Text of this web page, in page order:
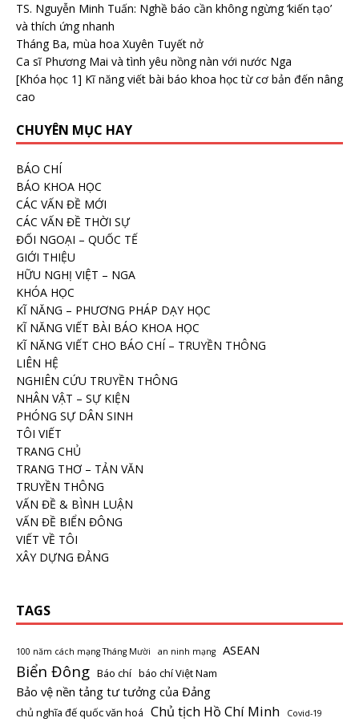
TS. Nguyễn Minh Tuấn: Nghề báo cần không ngừng ‘kiến tạo’
và thích ứng nhanh
Tháng Ba, mùa hoa Xuyên Tuyết nở
Ca sĩ Phương Mai và tình yêu nồng nàn với nước Nga
[Khóa học 1] Kĩ năng viết bài báo khoa học từ cơ bản đến nâng
cao
CHUYÊN MỤC HAY
BÁO CHÍ
BÁO KHOA HỌC
CÁC VẤN ĐỀ MỚI
CÁC VẤN ĐỀ THỜI SỰ
ĐỐI NGOẠI – QUỐC TẾ
GIỚI THIỆU
HỮU NGHỊ VIỆT – NGA
KHÓA HỌC
KĨ NĂNG – PHƯƠNG PHÁP DẠY HỌC
KĨ NĂNG VIẾT BÀI BÁO KHOA HỌC
KĨ NĂNG VIẾT CHO BÁO CHÍ – TRUYỀN THÔNG
LIÊN HỆ
NGHIÊN CỨU TRUYỀN THÔNG
NHÂN VẬT – SỰ KIỆN
PHÓNG SỰ DÂN SINH
TÔI VIẾT
TRANG CHỦ
TRANG THƠ – TẢN VĂN
TRUYỀN THÔNG
VẤN ĐỀ & BÌNH LUẬN
VẤN ĐỀ BIỂN ĐÔNG
VIẾT VỀ TÔI
XÂY DỰNG ĐẢNG
TAGS
100 năm cách mạng Tháng Mười an ninh mạng ASEAN
Biển Đông Báo chí báo chí Việt Nam
Bảo vệ nền tảng tư tưởng của Đảng
chủ nghĩa đế quốc văn hoá Chủ tịch Hồ Chí Minh Covid-19